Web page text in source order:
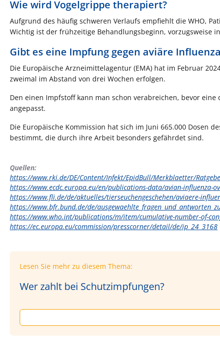
Wie wird Vogelgrippe therapiert?
Aufgrund des häufig schweren Verlaufs empfiehlt die WHO,
Wichtig ist der frühzeitige Behandlungsbeginn, vorzugsweise
Gibt es eine Impfung gegen aviäre
Die Europäische Arzneimittelagentur (EMA) hat im Februar
zweimal im Abstand von drei Wochen erfolgen.
Den einen Impfstoff kann man schon verabreichen, bevor
angepasst.
Die Europäische Kommission hat sich im Juni 665.000 Dosen
bestimmt, die durch ihre Arbeit besonders gefährdet sind.
Quellen:
https://www.rki.de/DE/Content/Infekt/EpidBull/Merkblaetter/
https://www.ecdc.europa.eu/en/publications-data/avian-influenza-
https://www.fli.de/de/aktuelles/tierseuchengeschehen/aviaere-
https://www.bfr.bund.de/de/
https://www.who.int/publications/m/item/cumulative-number-of-
https://ec.europa.eu/commission/presscorner/detail/de/ip_24_3168
Lesen Sie mehr zu diesem Thema:
Wer zahlt bei Schutzimpfungen?